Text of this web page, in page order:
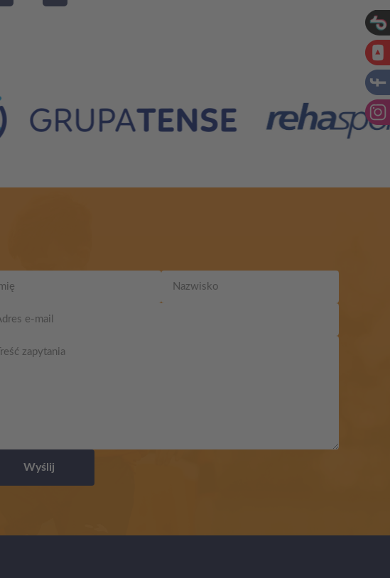
Wyślij